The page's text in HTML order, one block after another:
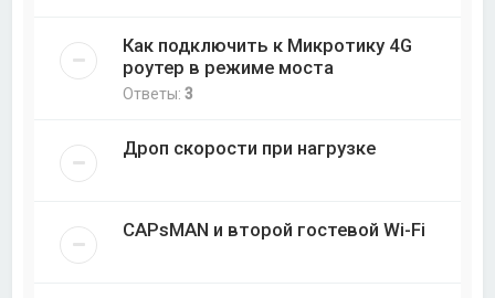
Как подключить к Микротику 4G
роутер в режиме моста
Ответы:3
Дроп скорости при нагрузке
CAPsMAN и второй гостевой Wi-Fi